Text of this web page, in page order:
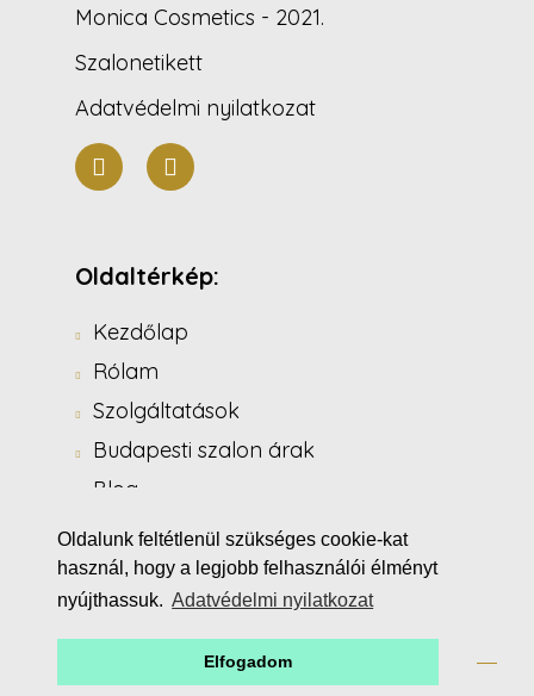
Oldalunk feltétlenül szükséges cookie-kat
használ, hogy a legjobb felhasználói élményt
nyújthassuk. Adatvédelmi nyilatkozat
Elfogadom
Monica Cosmetics - 2021.
Szalonetikett
Adatvédelmi nyilatkozat
Oldaltérkép:
Kezdőlap
Rólam
Szolgáltatások
Budapesti szalon árak
Blog
Kapcsolat
Kedvezmények
Időponfoglalás